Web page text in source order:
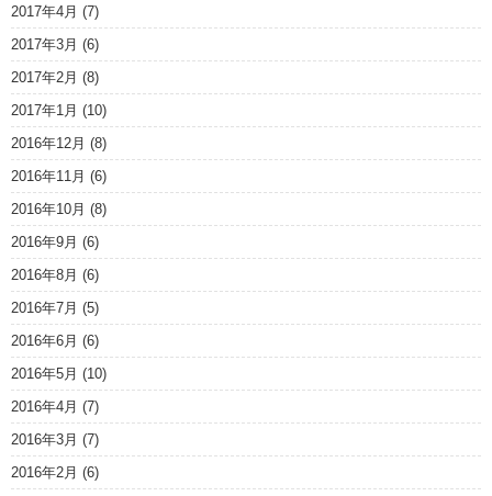
2017年4月 (7)
2017年3月 (6)
2017年2月 (8)
2017年1月 (10)
2016年12月 (8)
2016年11月 (6)
2016年10月 (8)
2016年9月 (6)
2016年8月 (6)
2016年7月 (5)
2016年6月 (6)
2016年5月 (10)
2016年4月 (7)
2016年3月 (7)
2016年2月 (6)